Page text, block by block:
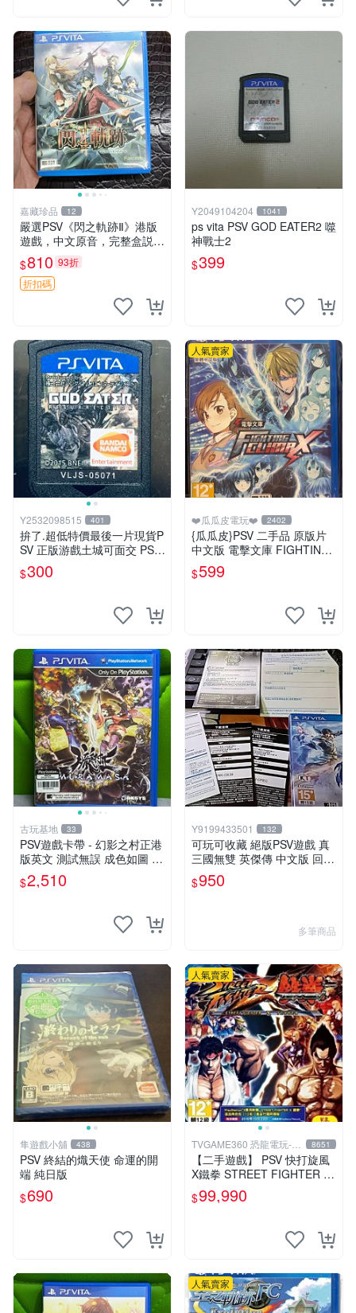
嘉藏珍品 12
嚴選PSV《閃之軌跡Ⅱ》港版
遊戲，中文原音，完整盒説，
實拍展示成色佳 閃之軌跡Ⅱ P
SV 港版 中文
$810 93折
折扣碼
Y2049104204 1041
ps vita PSV GOD EATER2 噬
神戰士2
$399
Y2532098515 401
拚了.超低特價最後一片現貨P
SV 正版游戲土城可面交 PSV
噬神者 解放重生 日版 【9成
新】✪裸片 二手九成新~
$300
人氣賣家
❤️瓜瓜皮電玩❤️ 2402
{瓜瓜皮}PSV 二手品 原版片
中文版 電擊文庫 FIGHTING
CLIMAX(遊戲都有回收)
$599
古玩基地 33
PSV遊戲卡帶 - 幻影之村正港
版英文 測試無誤 成色如圖 唯
美收藏推薦 幻影之村 正版PS
V 港版卡帶 成色保證 村正 港
$2,510
Y9199433501 132
可玩可收藏 絕版PSV遊戲 真
三國無雙 英傑傳 中文版 回函
特典卡齊全
$950
多筆商品
隼遊戲小舖 438
PSV 終結的熾天使 命運的開
端 純日版
$690
人氣賣家
TVGAME360 恐龍電玩-台
中店
8651
【二手遊戲】 PSV 快打旋風
X鐵拳 STREET FIGHTER X
TEKKEN 中文版 【台中恐龍
電玩】
$99,990
人氣賣家